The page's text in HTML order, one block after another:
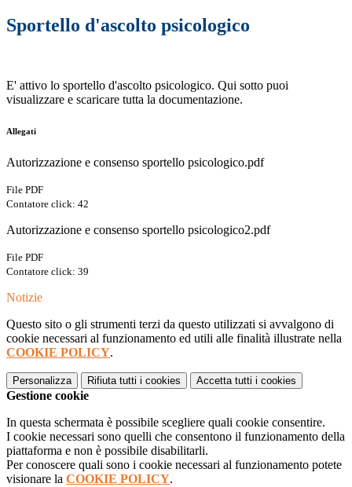
Sportello d'ascolto psicologico
E' attivo lo sportello d'ascolto psicologico. Qui sotto puoi
visualizzare e scaricare tutta la documentazione.
Allegati
Autorizzazione e consenso sportello psicologico.pdf
File PDF
Contatore click: 42
Autorizzazione e consenso sportello psicologico2.pdf
File PDF
Contatore click: 39
Notizie
Questo sito o gli strumenti terzi da questo utilizzati si avvalgono di
cookie necessari al funzionamento ed utili alle finalità illustrate nella
COOKIE POLICY.
Personalizza Rifiuta tutti i cookies Accetta tutti i cookies
Gestione cookie
In questa schermata è possibile scegliere quali cookie consentire.
I cookie necessari sono quelli che consentono il funzionamento della
piattaforma e non è possibile disabilitarli.
Per conoscere quali sono i cookie necessari al funzionamento potete
visionare la COOKIE POLICY.